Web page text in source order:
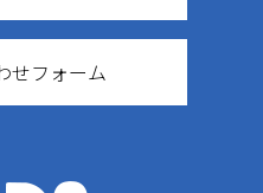
せフォーム